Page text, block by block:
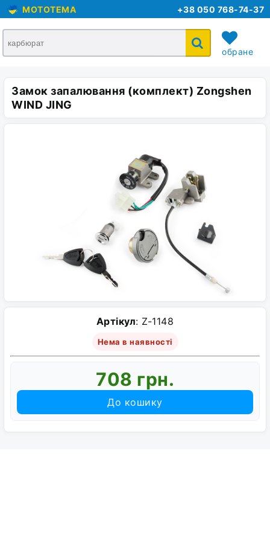
MOTOTEMA +38 050 768-74-37
обране
кошик
Замок запалювання (комплект) Zongshen
WIND JING
Артікул: Z-1148
Нема в наявності
708 грн.
До кошику